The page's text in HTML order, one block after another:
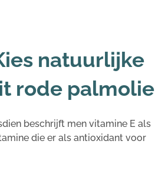
natuurlijke
rode palmolie
beschrijft men vitamine E als
die er als antioxidant voor